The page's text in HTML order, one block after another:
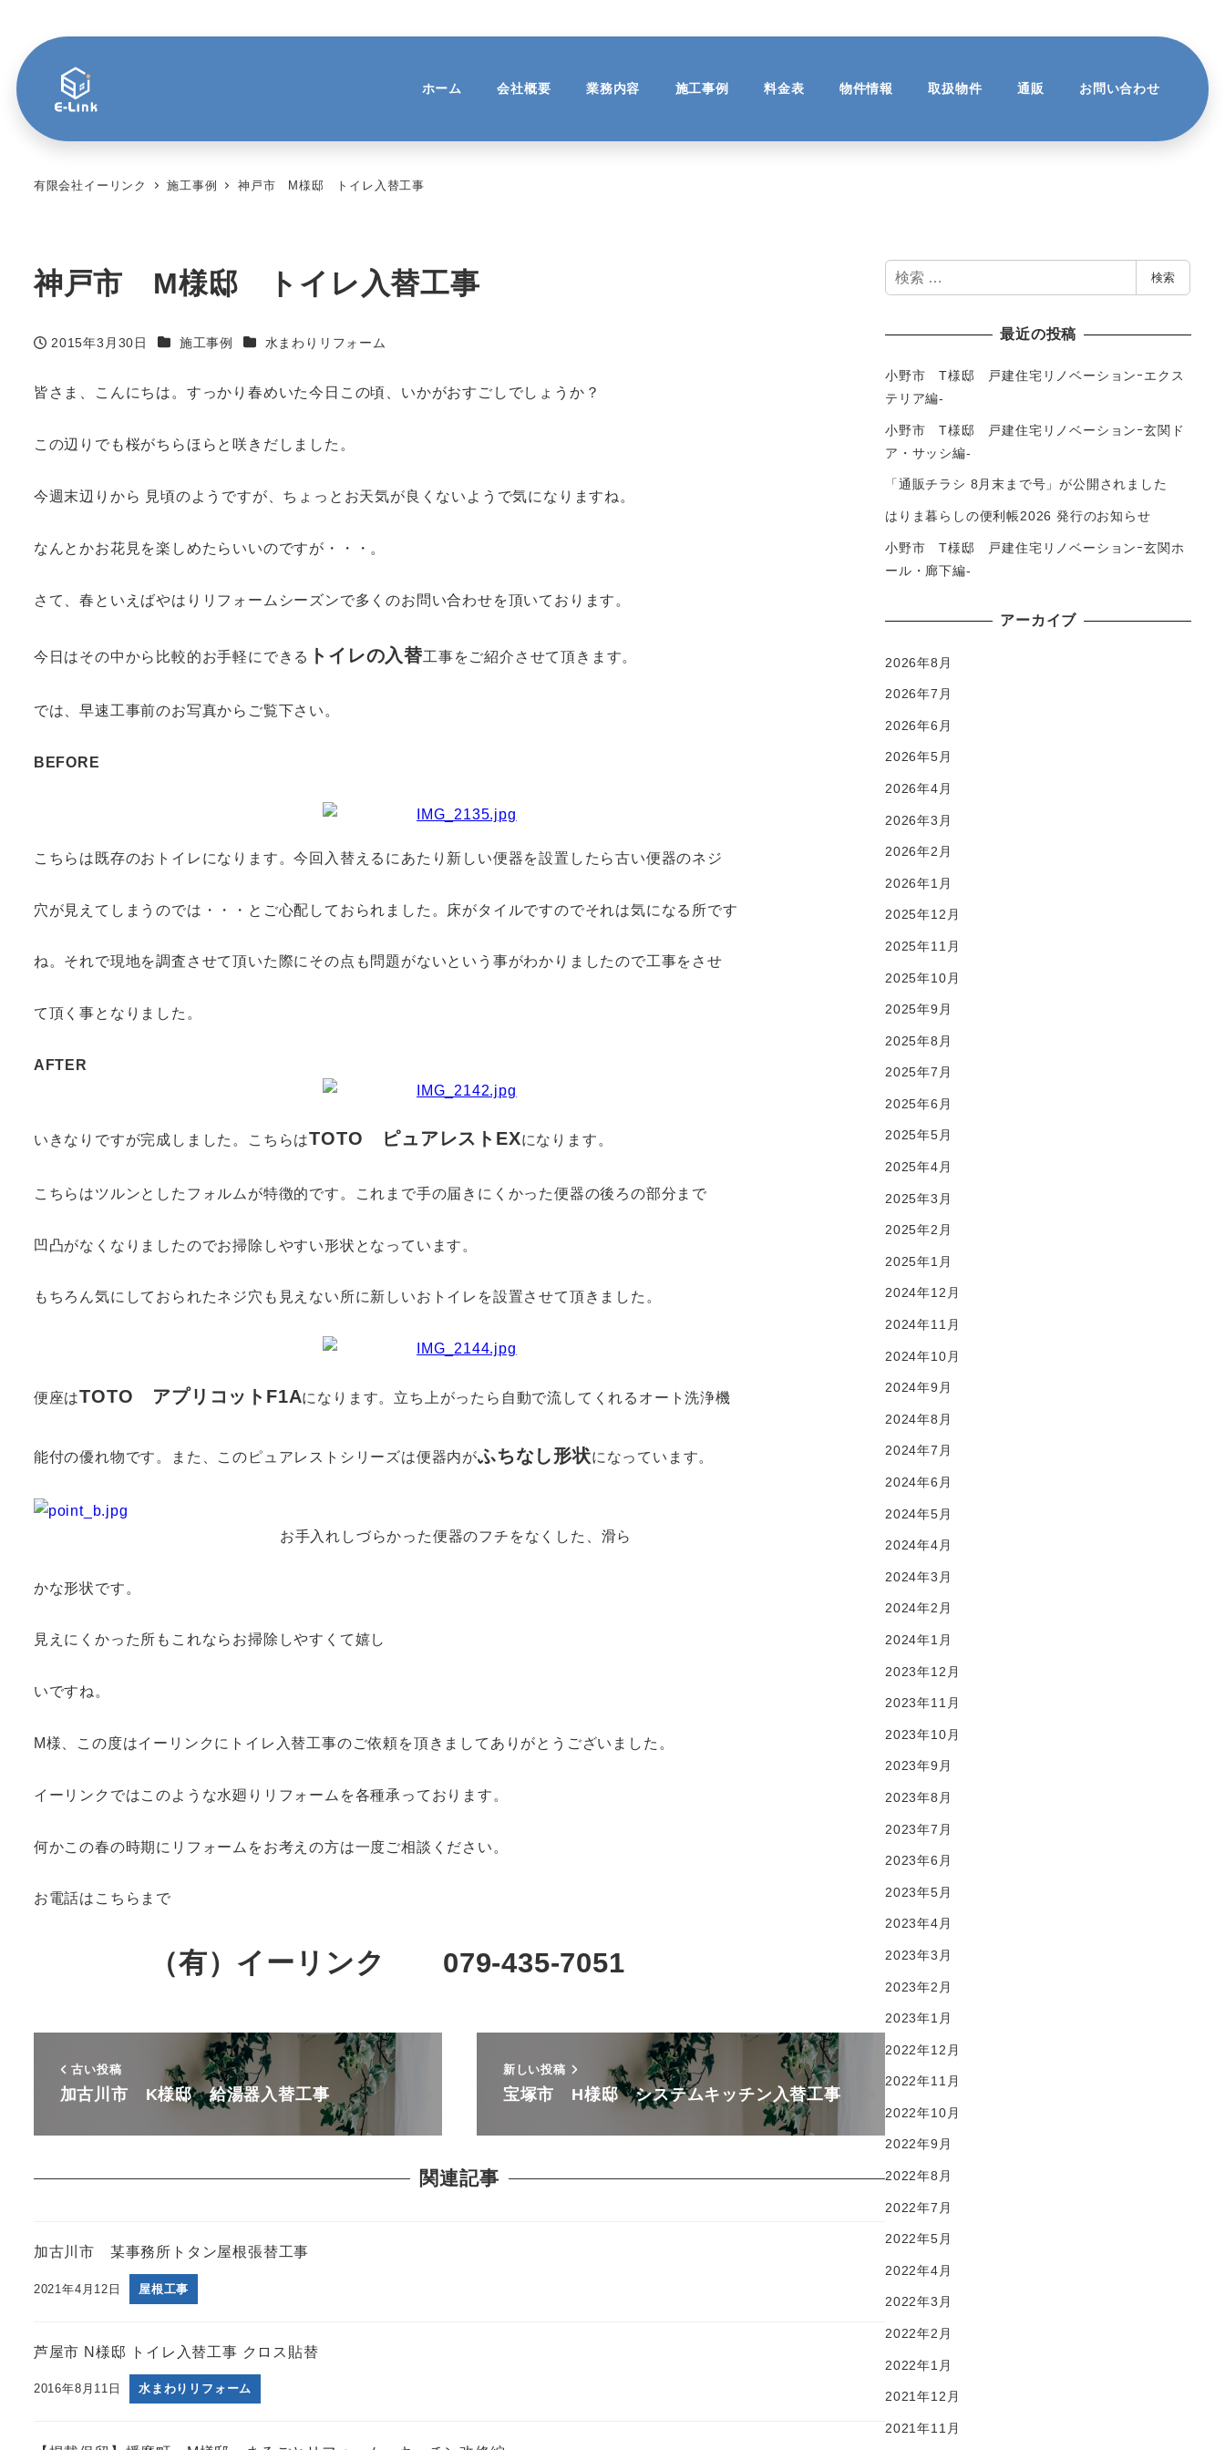
ホーム 会社概要 業務内容 施工事例 料金表 物件情報 取扱物件 通販 お問い合わせ
有限会社イーリンク 施工事例 神戸市 M様邸 トイレ入替工事
神戸市 M様邸 トイレ入替工事
投稿日
2015年3月30日 カテゴリー
施工事例 カテゴリー
水まわりリフォーム
皆さま、こんにちは。すっかり春めいた今日この頃、いかがおすごしでしょうか？
この辺りでも桜がちらほらと咲きだしました。
今週末辺りから 見頃のようですが、ちょっとお天気が良くないようで気になりますね。
なんとかお花見を楽しめたらいいのですが・・・。
さて、春といえばやはりリフォームシーズンで多くのお問い合わせを頂いております。
今日はその中から比較的お手軽にできる トイレの入替工事をご紹介させて頂きます。
では、早速工事前のお写真からご覧下さい。
BEFORE
こちらは既存のおトイレになります。今回入替えるにあたり新しい便器を設置したら古い便器のネジ
穴が見えてしまうのでは・・・とご心配しておられました。床がタイルですのでそれは気になる所です
ね。それで現地を調査させて頂いた際にその点も問題がないという事がわかりましたので工事をさせ
て頂く事となりました。
AFTER
いきなりですが完成しました。こちらはTOTO ピュアレストEXになります。
こちらはツルンとしたフォルムが特徴的です。これまで手の届きにくかった便器の後ろの部分まで
凹凸がなくなりましたのでお掃除しやすい形状となっています。
もちろん気にしておられたネジ穴も見えない所に新しいおトイレを設置させて頂きました。
便座はTOTO アプリコットF1Aになります。立ち上がったら自動で流してくれる オート洗浄機
能付の優れ物です。また、このピュアレストシリーズは便器内がふちなし形状になっています。
お手入れしづらかった便器のフチをなくした、滑ら
かな形状です。
見えにくかった所もこれならお掃除しやすくて嬉し
いですね。
M様、この度はイーリンクにトイレ入替工事のご依頼を頂きましてありがとうございました。
イーリンクではこのような水廻りリフォームを各種承っております。
何かこの春の時期にリフォームをお考えの方は一度ご相談ください。
お電話はこちらまで
（有）イーリンク 079-435-7051
古い投稿
加古川市 K様邸 給湯器入替工事
新しい投稿
宝塚市 H様邸 システムキッチン入替工事
関連記事
加古川市 某事務所トタン屋根張替工事
2021年4月12日 屋根工事
芦屋市 N様邸 トイレ入替工事 クロス貼替
2016年8月11日 水まわりリフォーム
検
索
検索
最近の投稿
小野市 T様邸 戸建住宅リノベーションｰエクス
テリア編-
小野市 T様邸 戸建住宅リノベーションｰ玄関ド
ア・サッシ編-
「通販チラシ 8月末まで号」が公開されました
はりま暮らしの便利帳2026 発行のお知らせ
小野市 T様邸 戸建住宅リノベーションｰ玄関ホ
ール・廊下編-
アーカイブ
2026年8月
2026年7月
2026年6月
2026年5月
2026年4月
2026年3月
2026年2月
2026年1月
2025年12月
2025年11月
2025年10月
2025年9月
2025年8月
2025年7月
2025年6月
2025年5月
2025年4月
2025年3月
2025年2月
2025年1月
2024年12月
2024年11月
2024年10月
2024年9月
2024年8月
2024年7月
2024年6月
2024年5月
2024年4月
2024年3月
2024年2月
2024年1月
2023年12月
2023年11月
2023年10月
2023年9月
2023年8月
2023年7月
2023年6月
2023年5月
2023年4月
2023年3月
2023年2月
2023年1月
2022年12月
2022年11月
2022年10月
2022年9月
2022年8月
2022年7月
2022年5月
2022年4月
2022年3月
2022年2月
2022年1月
2021年12月
2021年11月